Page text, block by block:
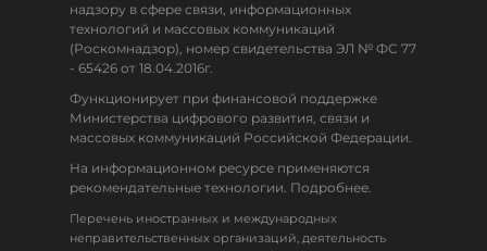
надзору в сфере связи, информационных
технологий и массовых коммуникаций
(Роскомнадзор), номер свидетельства ЭЛ № ФС 77
- 65426 от 18.04.2016г.
Функционирует при финансовой поддержке
Министерства цифрового развития, связи и
массовых коммуникаций Российской Федерации.
На информационном ресурсе применяются
рекомендательные технологии. Подробнее.
Перечень иностранных и международных
неправительственных организаций, деятельность